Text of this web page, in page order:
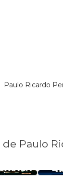
Paulo Ricardo
Paulo